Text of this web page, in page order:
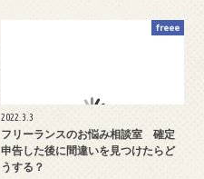
freee
2022.3.3
フリーランスのお悩み相談室 確定
申告した後に間違いを見つけたらど
うする？